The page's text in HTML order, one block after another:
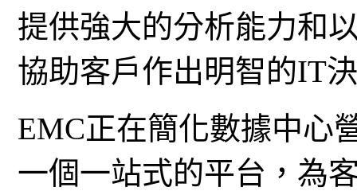
提供強大的分析能力和
協助客戶作出明智的IT
EMC正在簡化數據中心
一個一站式的平台，為